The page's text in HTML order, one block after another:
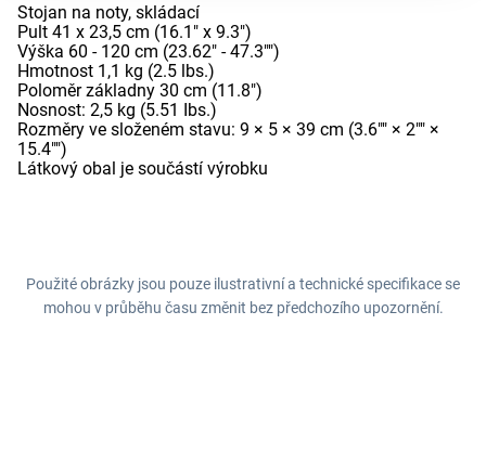
Stojan na noty, skládací
Pult 41 x 23,5 cm (16.1" x 9.3")
Výška 60 - 120 cm (23.62" - 47.3"")
Hmotnost 1,1 kg (2.5 lbs.)
Poloměr základny 30 cm (11.8")
Nosnost: 2,5 kg (5.51 Ibs.)
Rozměry ve složeném stavu: 9 × 5 × 39 cm (3.6"" × 2"" ×
15.4"")
Látkový obal je součástí výrobku
Použité obrázky jsou pouze ilustrativní a technické specifikace se
mohou v průběhu času změnit bez předchozího upozornění.